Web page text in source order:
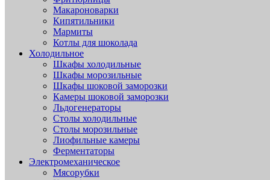
Макароноварки
Кипятильники
Мармиты
Котлы для шоколада
Холодильное
Шкафы холодильные
Шкафы морозильные
Шкафы шоковой заморозки
Камеры шоковой заморозки
Льдогенераторы
Столы холодильные
Столы морозильные
Лиофильные камеры
Ферментаторы
Электромеханическое
Мясорубки